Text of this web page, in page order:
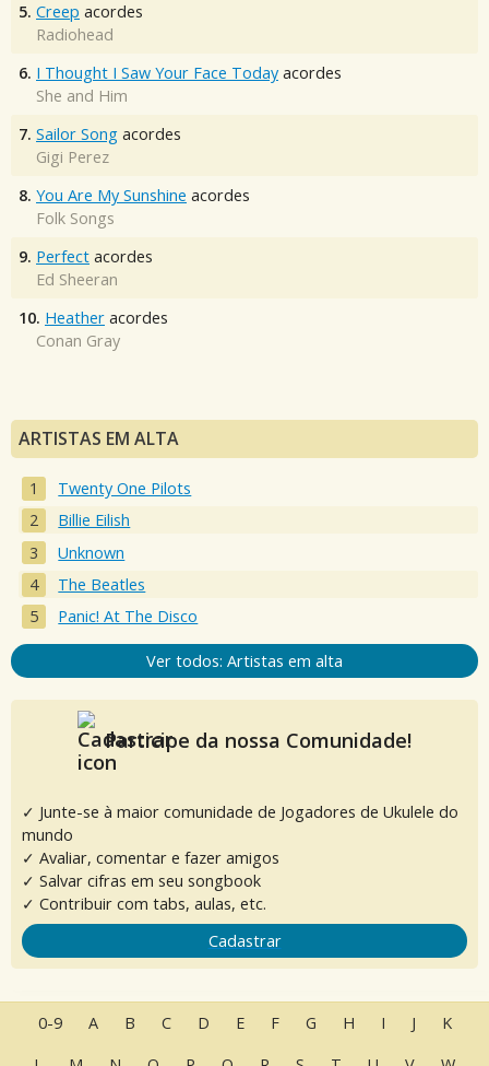
5. Creep acordes
Radiohead
6. I Thought I Saw Your Face Today acordes
She and Him
7. Sailor Song acordes
Gigi Perez
8. You Are My Sunshine acordes
Folk Songs
9. Perfect acordes
Ed Sheeran
10. Heather acordes
Conan Gray
ARTISTAS EM ALTA
Twenty One Pilots
Billie Eilish
Unknown
The Beatles
Panic! At The Disco
Ver todos: Artistas em alta
Participe da nossa Comunidade!
✓ Junte-se à maior comunidade de Jogadores de Ukulele do
mundo
✓ Avaliar, comentar e fazer amigos
✓ Salvar cifras em seu songbook
✓ Contribuir com tabs, aulas, etc.
Cadastrar
0-9 A B C D E F G H I J
K